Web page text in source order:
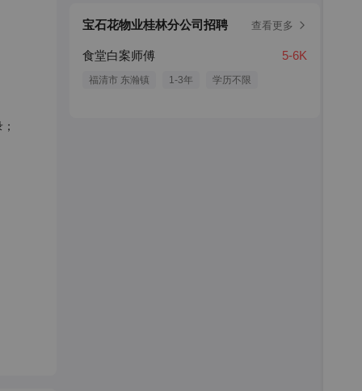
宝石花物业桂林分公司招聘 查看更多
食堂白案师傅 5-6K
福清市 东瀚镇 1-3年 学历不限